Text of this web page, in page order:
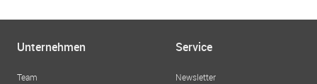
Unternehmen
Team
Service
Newsletter